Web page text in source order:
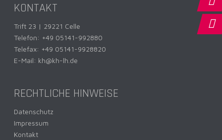
KONTAKT
Trift 23 | 29221 Celle
Telefon: +49 05141-992880
Telefax: +49 05141-9928820
E-Mail: kh@kh-lh.de
RECHTLICHE HINWEISE
Datenschutz
Impressum
Kontakt